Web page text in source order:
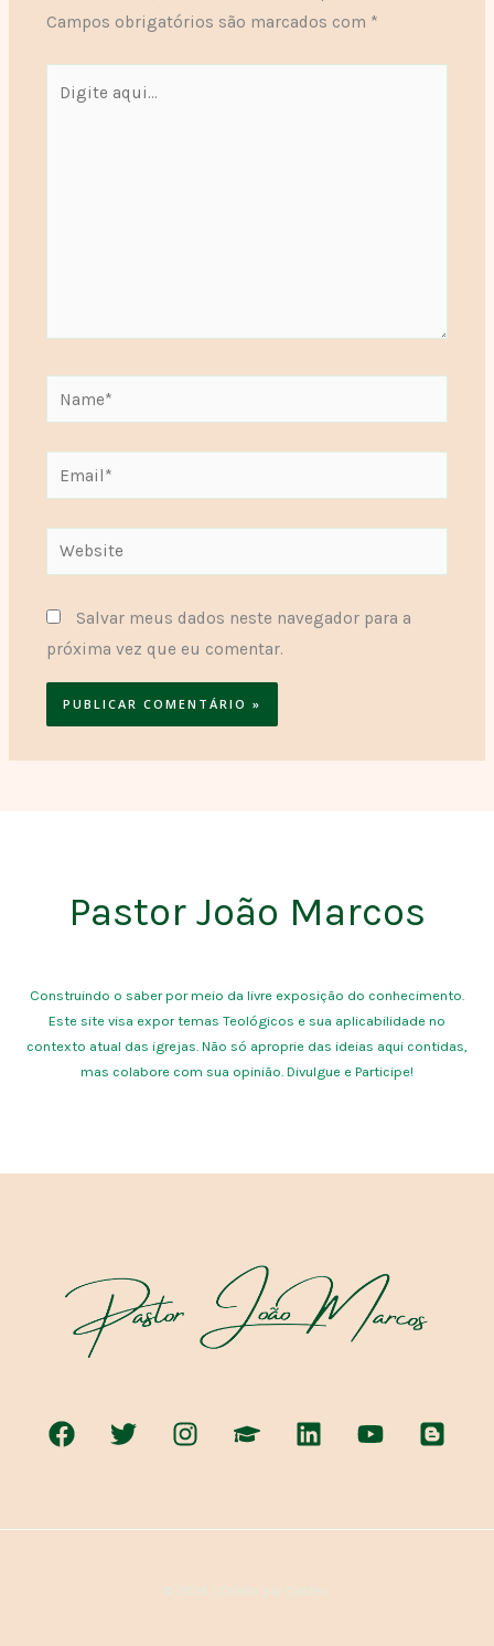
Campos obrigatórios são marcados com *
aqui...
Name*
Email*
Website
Salvar meus dados neste navegador para a
próxima vez que eu comentar.
Pastor João Marcos
Construindo o saber por meio da livre exposição do conhecimento.
Este site visa expor temas Teológicos e sua aplicabilidade no
contexto atual das igrejas. Não só aproprie das ideias aqui contidas,
mas colabore com sua opinião. Divulgue e Participe!